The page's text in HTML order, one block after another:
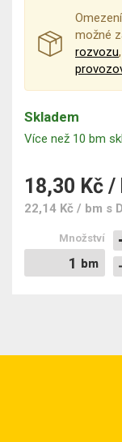
možné
rozvozu
Skladem
Více než 10 bm
18,30 Kč /
22,14 Kč / bm s
bm
bm
Množství